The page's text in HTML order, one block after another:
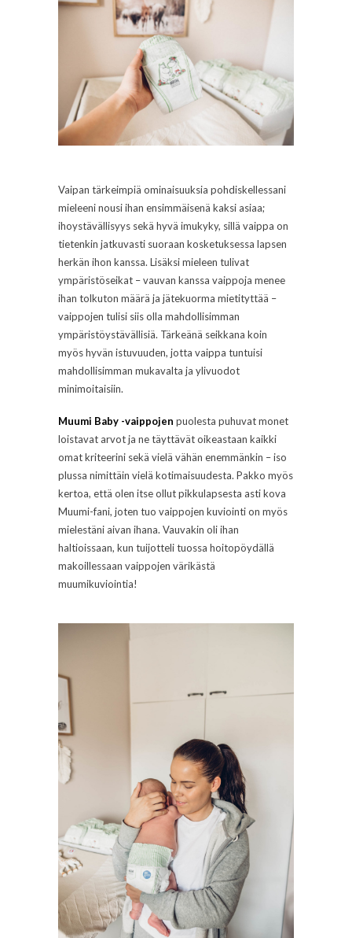
Vaipan tärkeimpiä ominaisuuksia pohdiskellessani
mieleeni nousi ihan ensimmäisenä kaksi asiaa;
ihoystävällisyys sekä hyvä imukyky, sillä vaippa on
tietenkin jatkuvasti suoraan kosketuksessa lapsen
herkän ihon kanssa. Lisäksi mieleen tulivat
ympäristöseikat – vauvan kanssa vaippoja menee
ihan tolkuton määrä ja jätekuorma mietityttää –
vaippojen tulisi siis olla mahdollisimman
ympäristöystävällisiä. Tärkeänä seikkana koin
myös hyvän istuvuuden, jotta vaippa tuntuisi
mahdollisimman mukavalta ja ylivuodot
minimoitaisiin.
Muumi Baby -vaippojen puolesta puhuvat monet
loistavat arvot ja ne täyttävät oikeastaan kaikki
omat kriteerini sekä vielä vähän enemmänkin – iso
plussa nimittäin vielä kotimaisuudesta. Pakko myös
kertoa, että olen itse ollut pikkulapsesta asti kova
Muumi-fani, joten tuo vaippojen kuviointi on myös
mielestäni aivan ihana. Vauvakin oli ihan
haltioissaan, kun tuijotteli tuossa hoitopöydällä
makoillessaan vaippojen värikästä
muumikuviointia!